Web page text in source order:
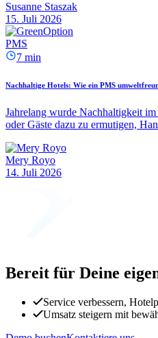
Susanne Staszak
15. Juli 2026
PMS
7 min
Nachhaltige Hotels: Wie ein PMS
Jahrelang wurde Nachhaltigkeit
oder Gäste dazu zu ermutigen,
Mery Royo
14. Juli 2026
Bereit für Deine
Service verbessern,
Umsatz steigern mit